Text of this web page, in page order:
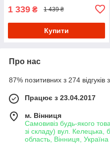
1 339 ₴ 1 439 ₴
Купити
Про нас
87% позитивних з 274 відгуків
Працює з 23.04.2017
м. Вінниця
Самовивіз будь-якого
зі складу) вул. Келецька,
область, Вінниця, Україна